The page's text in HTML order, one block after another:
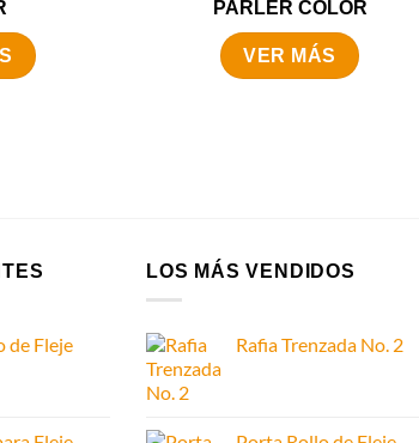
PARLER COLOR
VER MÁS
de Fleje
LOS MÁS VENDIDOS
Rafia Trenzada No. 2